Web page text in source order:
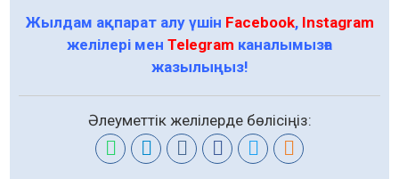
Жылдам ақпарат алу үшін Facebook, Instagram
желілері мен Telegram каналымызға
жазылыңыз!
Әлеуметтік желілерде бөлісіңіз: